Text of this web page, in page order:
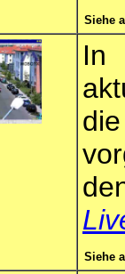
Siehe
In
Siehe